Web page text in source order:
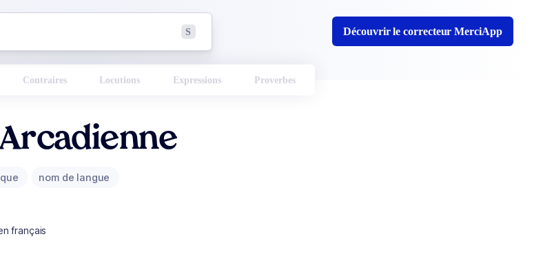
S Découvrir le correcteur MerciApp
Contraires Locutions Expressions Proverbes
nom de langue
français